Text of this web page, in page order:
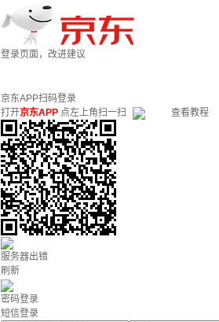
登录页面，改进建议
京东APP扫码登录
打开京东APP 点左上角扫一扫 查看教程
服务器出错
刷新
密码登录
短信登录